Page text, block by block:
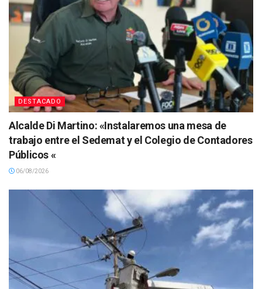
DESTACADO
Alcalde Di Martino: «Instalaremos una mesa de
trabajo entre el Sedemat y el Colegio de Contadores
Públicos «
06/08/2026